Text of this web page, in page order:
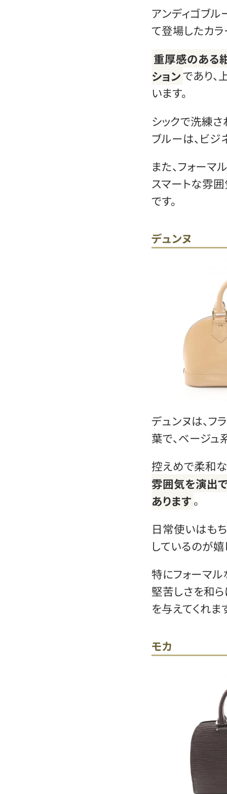
アンディゴブ
て登場したカラ
重厚感のある
ションであり
います。
シックで洗練
ブルーは、ビジ
また、フォーマ
スマートな雰
です。
デュンヌ
デュンヌは、フ
葉で、ベージュ
控えめで柔和
雰囲気を演出
あります。
日常使いはも
しているのが嬉
特にフォーマ
堅苦しさを和
を与えてくれま
モカ